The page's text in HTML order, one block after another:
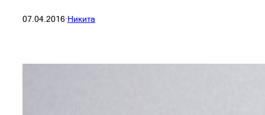
07.04.2016·Никита